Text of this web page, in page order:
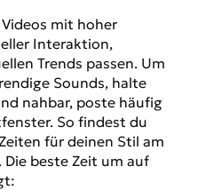
mit hoher
Interaktion,
Trends passen. Um
Sounds, halte
nahbar, poste häufig
So findest du
für deinen Stil am
beste Zeit um auf